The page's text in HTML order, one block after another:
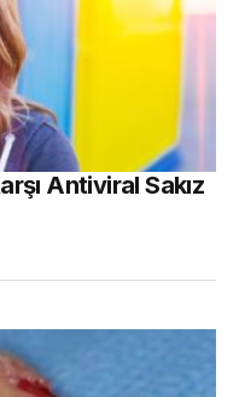
Antiviral Sakız